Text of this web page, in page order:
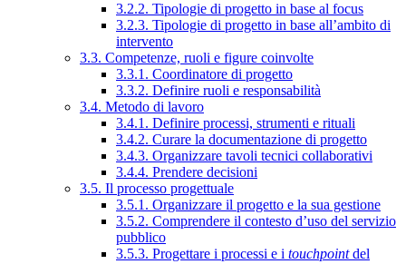
3.2.2. Tipologie di progetto in base al focus
3.2.3. Tipologie di progetto in base all’ambito di
intervento
3.3. Competenze, ruoli e figure coinvolte
3.3.1. Coordinatore di progetto
3.3.2. Definire ruoli e responsabilità
3.4. Metodo di lavoro
3.4.1. Definire processi, strumenti e rituali
3.4.2. Curare la documentazione di progetto
3.4.3. Organizzare tavoli tecnici collaborativi
3.4.4. Prendere decisioni
3.5. Il processo progettuale
3.5.1. Organizzare il progetto e la sua gestione
3.5.2. Comprendere il contesto d’uso del servizio
pubblico
3.5.3. Progettare i processi e i touchpointdel